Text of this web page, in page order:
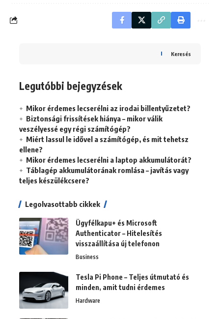
Keresés
Legutóbbi bejegyzések
Mikor érdemes lecserélni az irodai billentyűzetet?
Biztonsági frissítések hiánya – mikor válik
veszélyessé egy régi számítógép?
Miért lassul le idővel a számítógép, és mit tehetsz
ellene?
Mikor érdemes lecserélni a laptop akkumulátorát?
Táblagép akkumulátorának romlása – javítás vagy
teljes készülékcsere?
Legolvasottabb cikkek
Ügyfélkapu+ és Microsoft
Authenticator – Hitelesítés
visszaállítása új telefonon
Business
Tesla Pi Phone – Teljes útmutató és
minden, amit tudni érdemes
Hardware